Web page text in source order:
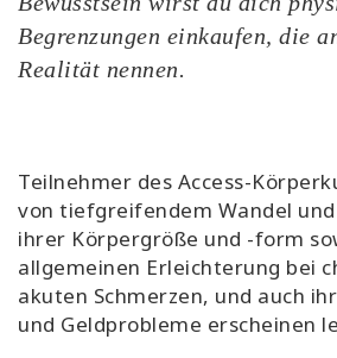
Begrenzungen einkaufen, die
Realität nennen.
Teilnehmer des Access-
von tiefgreifendem Wandel
ihrer Körpergröße und -form
allgemeinen Erleichterung bei
akuten Schmerzen, und auch
und Geldprobleme erscheinen